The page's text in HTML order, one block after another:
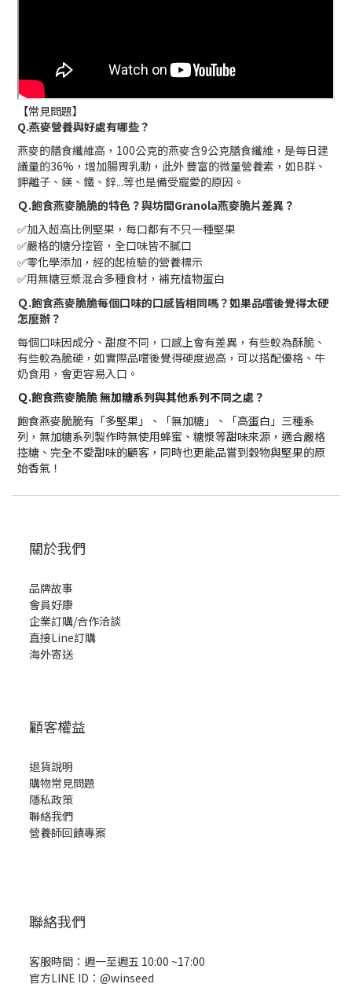
【常見問題】
Q.燕麥營養與好處有哪些？
燕麥的膳食纖維高，100公克的燕麥含9公克膳食纖維，是每日建
議量的36%，增加腸胃乳動，此外 豐富的​微量營養素，如B群、
鉀離子、鎂、鐵、鋅...等也是備受寵愛的原因。
Ｑ.飽食燕麥脆脆的特色？與坊間Granola燕麥脆片差異？
✅加入超高比例堅果，每口都有不只一種堅果
✅嚴格的糖分控管，全口味皆不膩口
✅零化學添加，經的起檢驗的營養標示
✅用無糖豆漿混合多種食材，補充植物蛋白
Ｑ.飽食燕麥脆脆每個口味的口感皆相同嗎？如果品嚐後覺得太硬
怎麼辦？
每個口味因成分、甜度不同，口感上會有差異，有些較為酥脆、
有些較為脆硬，如實際品嚐後覺得硬度過高，可以搭配優格、牛
奶食用，會更容易入口。
Ｑ.飽食燕麥脆脆 無加糖系列與其他系列不同之處？
飽食燕麥脆脆有「多堅果」、「無加糖」、「高蛋白」三種系
列，無加糖系列製作時無使用蜂蜜、糖漿等甜味來源，適合嚴格
控糖、完全不愛甜味的顧客，同時也更能品嘗到穀物與堅果的原
始香氣！
關於我們
品牌故事
會員好康
企業訂購/合作洽談
直接Line訂購
海外寄送
顧客權益
退貨說明
購物常見問題
隱私政策
聯絡我們
營養師回饋專案
聯絡我們
客服時間：週一至週五 10:00 ~17:00
官方LINE ID： @winseed